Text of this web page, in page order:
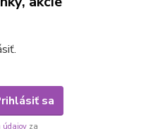
sa
údajov za